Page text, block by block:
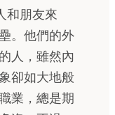
和朋友來
。他們的外
人，雖然內
卻如大地般
業，總是期